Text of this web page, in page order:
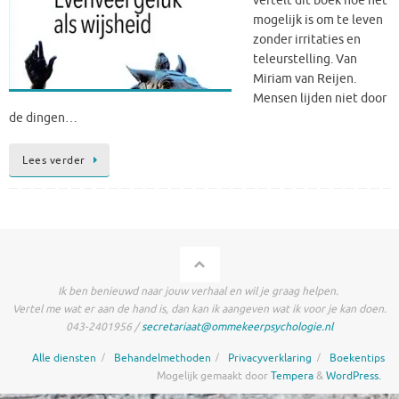
mogelijk is om te leven
zonder irritaties en
teleurstelling. Van
Miriam van Reijen.
Mensen lijden niet door
de dingen…
Lees verder
Ik ben benieuwd naar jouw verhaal en wil je graag helpen.
Vertel me wat er aan de hand is, dan kan ik aangeven wat ik voor je kan doen.
043-2401956 /secretariaat@ommekeerpsychologie.nl
Alle diensten Behandelmethoden Privacyverklaring
Boekentips
Mogelijk gemaakt doorTempera&WordPress.